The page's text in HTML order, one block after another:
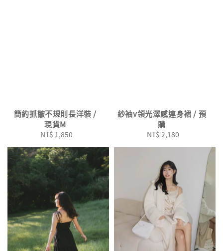
簡約抓皺不規則長洋裝 /
現貨M
Regular
price
NT$ 1,850
紗袖v領光澤感連身裙 / 預
購
Regular
price
NT$ 2,180